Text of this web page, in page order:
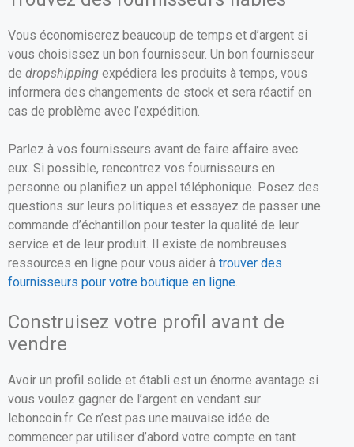
Vous économiserez beaucoup de temps et d’argent si
vous choisissez un bon fournisseur. Un bon fournisseur
de dropshipping expédiera les produits à temps, vous
informera des changements de stock et sera réactif en
cas de problème avec l’expédition.
Parlez à vos fournisseurs avant de faire affaire avec
eux. Si possible, rencontrez vos fournisseurs en
personne ou planifiez un appel téléphonique. Posez des
questions sur leurs politiques et essayez de passer une
commande d’échantillon pour tester la qualité de leur
service et de leur produit. Il existe de nombreuses
ressources en ligne pour vous aider à trouver des
fournisseurs pour votre boutique en ligne.
Construisez votre profil avant de
vendre
Avoir un profil solide et établi est un énorme avantage si
vous voulez gagner de l’argent en vendant sur
leboncoin.fr. Ce n’est pas une mauvaise idée de
commencer par utiliser d’abord votre compte en tant